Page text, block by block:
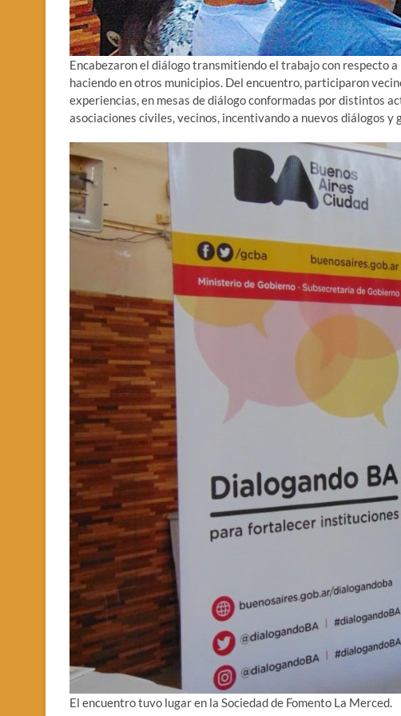
Encabezaron el diálogo transmitiendo el trabajo con respecto
haciendo en otros municipios. Del encuentro, participaron
experiencias, en mesas de diálogo conformadas por distintos
asociaciones civiles, vecinos, incentivando a nuevos diálogos y
El encuentro tuvo lugar en la Sociedad de Fomento La Merced.